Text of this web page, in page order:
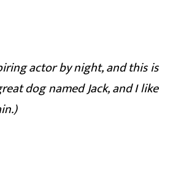
actor by night, and this is
dog named Jack, and I like